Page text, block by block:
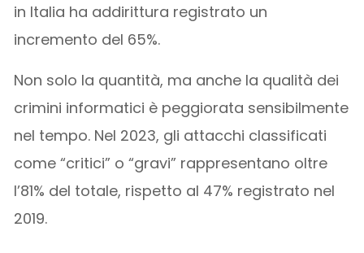
in Italia ha addirittura registrato un
incremento del 65%.
Non solo la quantità, ma anche la qualità dei
crimini informatici è peggiorata sensibilmente
nel tempo. Nel 2023, gli attacchi classificati
come “critici” o “gravi” rappresentano oltre
l’81% del totale, rispetto al 47% registrato nel
2019.